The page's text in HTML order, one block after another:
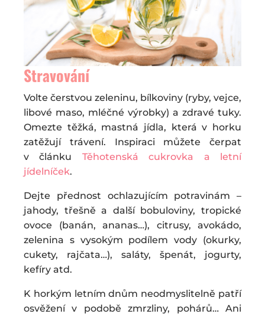
Stravování
Volte čerstvou zeleninu, bílkoviny (ryby, vejce,
libové maso, mléčné výrobky) a zdravé tuky.
Omezte těžká, mastná jídla, která v horku
zatěžují trávení. Inspiraci můžete čerpat
v článku Těhotenská cukrovka a letní
jídelníček.
Dejte přednost ochlazujícím potravinám –
jahody, třešně a další bobuloviny, tropické
ovoce (banán, ananas…), citrusy, avokádo,
zelenina s vysokým podílem vody (okurky,
cukety, rajčata…), saláty, špenát, jogurty,
kefíry atd.
K horkým letním dnům neodmyslitelně patří
osvěžení v podobě zmrzliny, pohárů… Ani